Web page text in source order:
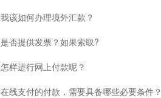
我该如何办理境外汇款？
是否提供发票？如果索取?
怎样进行网上付款呢？
在线支付的付款，需要具备哪些必要条件？